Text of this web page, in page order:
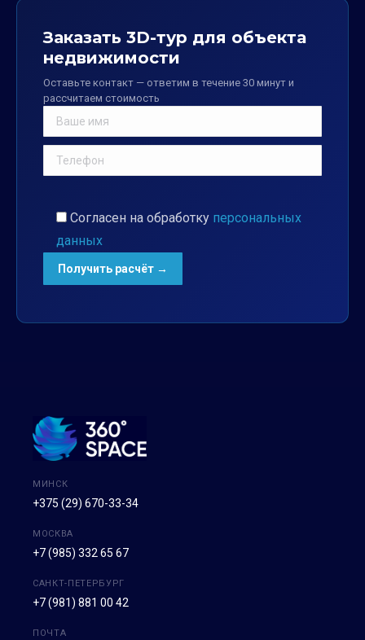
Заказать 3D-тур для объекта
недвижимости
Оставьте контакт — ответим в течение 30 минут и
рассчитаем стоимость
Согласен на обработку персональных
данных
МИНСК
+375 (29) 670-33-34
МОСКВА
+7 (985) 332 65 67
САНКТ-ПЕТЕРБУРГ
+7 (981) 881 00 42
ПОЧТА